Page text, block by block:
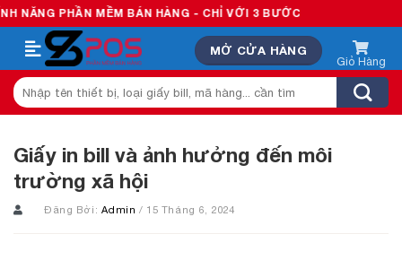
Skip
to
content
MỀM BÁN HÀNG - CHỈ VỚI 3 BƯỚC
MỞ CỬA HÀNG
Tìm
kiếm:
Giấy in bill và ảnh hưởng đến môi
trường xã hội
Đăng Bởi: Admin/ 15 Tháng 6, 2024